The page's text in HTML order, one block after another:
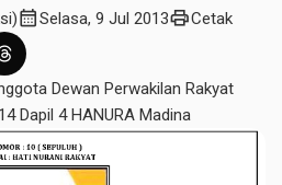
calendar_monthSelasa, 9 Jul 2013printCetak
Dewan Perwakilan Rakyat
Dapil 4 HANURA Madina